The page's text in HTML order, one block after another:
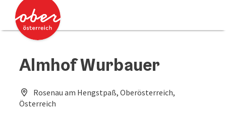
Zum Inhalt
Zum Seitenanfang
Almhof Wurbauer
Rosenau am Hengstpaß, Oberösterreich,
Österreich